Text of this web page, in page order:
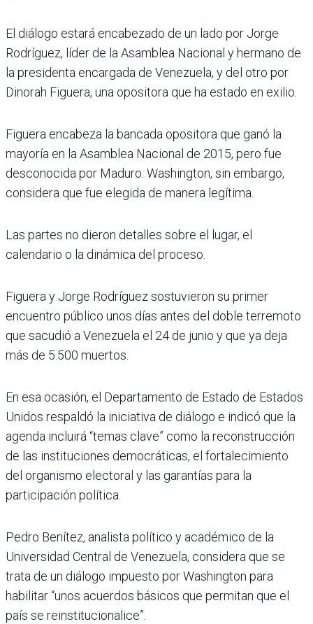
El diálogo estará encabezado de un lado por Jorge
Rodríguez, líder de la Asamblea Nacional y hermano de
la presidenta encargada de Venezuela, y del otro por
Dinorah Figuera, una opositora que ha estado en exilio.
Figuera encabeza la bancada opositora que ganó la
mayoría en la Asamblea Nacional de 2015, pero fue
desconocida por Maduro. Washington, sin embargo,
considera que fue elegida de manera legítima.
Las partes no dieron detalles sobre el lugar, el
calendario o la dinámica del proceso.
Figuera y Jorge Rodríguez sostuvieron su primer
encuentro público unos días antes del doble terremoto
que sacudió a Venezuela el 24 de junio y que ya deja
más de 5.500 muertos.
En esa ocasión, el Departamento de Estado de Estados
Unidos respaldó la iniciativa de diálogo e indicó que la
agenda incluirá “temas clave” como la reconstrucción
de las instituciones democráticas, el fortalecimiento
del organismo electoral y las garantías para la
participación política.
Pedro Benítez, analista político y académico de la
Universidad Central de Venezuela, considera que se
trata de un diálogo impuesto por Washington para
habilitar “unos acuerdos básicos que permitan que el
país se reinstitucionalice”.